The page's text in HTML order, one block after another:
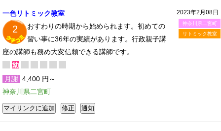
2023年2月08日
神奈川県二宮町
リトミック教室
一色リトミック教室
2
おすわりの時期から始められます。初めての
習い事に36年の実績があります。行政親子講
座の講師も務め大変信頼できる講師です。
月謝 4,400 円～
神奈川県二宮町